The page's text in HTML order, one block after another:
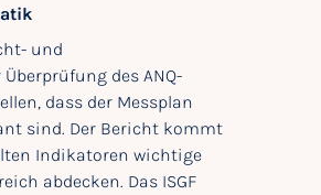
und
des ANQ-
dass der Messplan
sind. Der Bericht kommt
Indikatoren wichtige
abdecken. Das ISGF